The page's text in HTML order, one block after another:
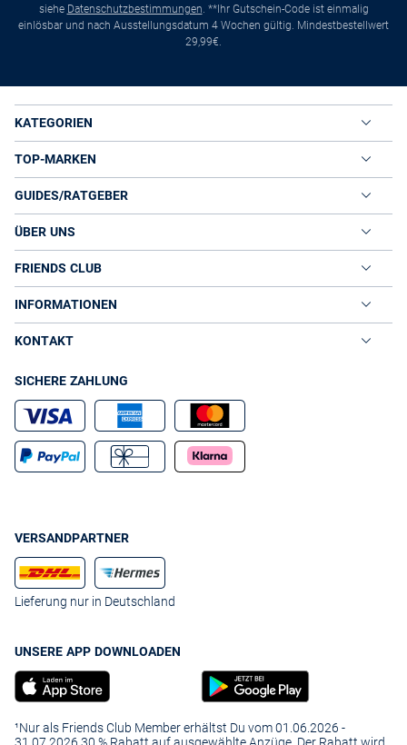
siehe Datenschutzbestimmungen . **Ihr Gutschein-Code ist einmalig
einlösbar und nach Ausstellungsdatum 4 Wochen gültig. Mindestbestellwert
29,99€.
KATEGORIEN
TOP-MARKEN
GUIDES/RATGEBER
ÜBER UNS
FRIENDS CLUB
INFORMATIONEN
KONTAKT
SICHERE ZAHLUNG
VERSANDPARTNER
Lieferung nur in Deutschland
UNSERE APP DOWNLOADEN
¹Nur als Friends Club Member erhältst Du vom 01.06.2026 -